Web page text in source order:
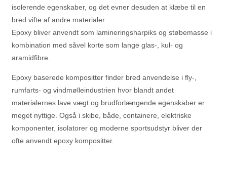
isolerende egenskaber, og det evner desuden at klæbe til en
bred vifte af andre materialer.
Epoxy bliver anvendt som lamineringsharpiks og støbemasse i
kombination med såvel korte som lange glas-, kul- og
aramidfibre.
Epoxy baserede kompositter finder bred anvendelse i fly-,
rumfarts- og vindmølleindustrien hvor blandt andet
materialernes lave vægt og brudforlængende egenskaber er
meget nyttige. Også i skibe, både, containere, elektriske
komponenter, isolatorer og moderne sportsudstyr bliver der
ofte anvendt epoxy kompositter.